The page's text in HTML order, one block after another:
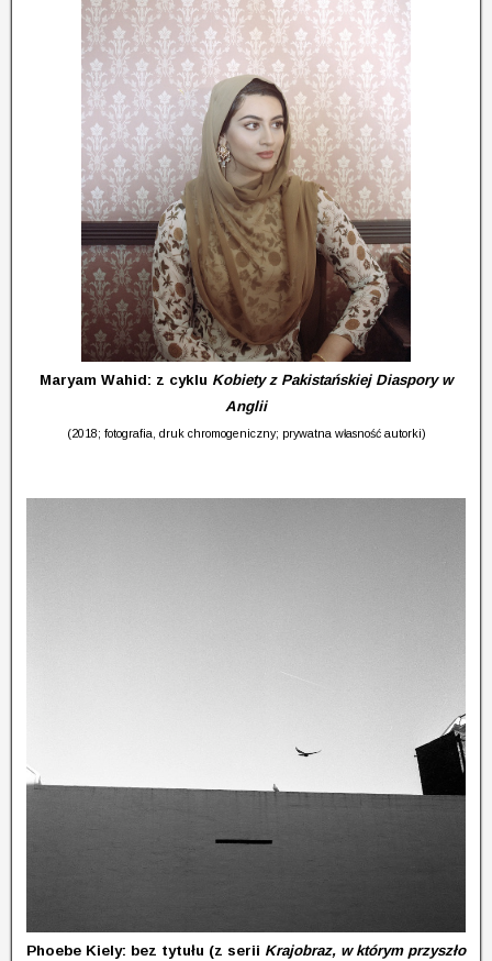
Maryam Wahid: z cyklu Kobiety z Pakistańskiej Diaspory w
Anglii
(2018; fotografia, druk chromogeniczny; prywatna własność autorki)
Phoebe Kiely: bez tytułu (z serii Krajobraz, w którym przyszło